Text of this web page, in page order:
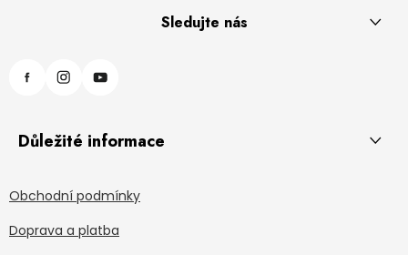
Sledujte nás
Důležité informace
Obchodní podmínky
Doprava a platba